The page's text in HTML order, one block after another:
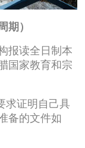
）
报读全日制本
国家教育和宗
证明自己具
备的文件如